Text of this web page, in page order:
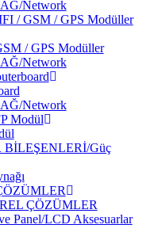
Network
/ GSM / GPS Modüller
/ GPS Modüller
Network
Network
Modül
Güç
ÇÖZÜMLER
Panel/LCD Aksesuarlar